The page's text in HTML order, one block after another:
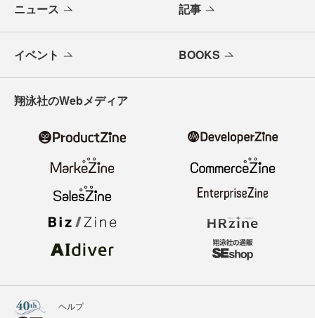
ニュース 記事
イベント BOOKS
翔泳社のWebメディア
ヘルプ